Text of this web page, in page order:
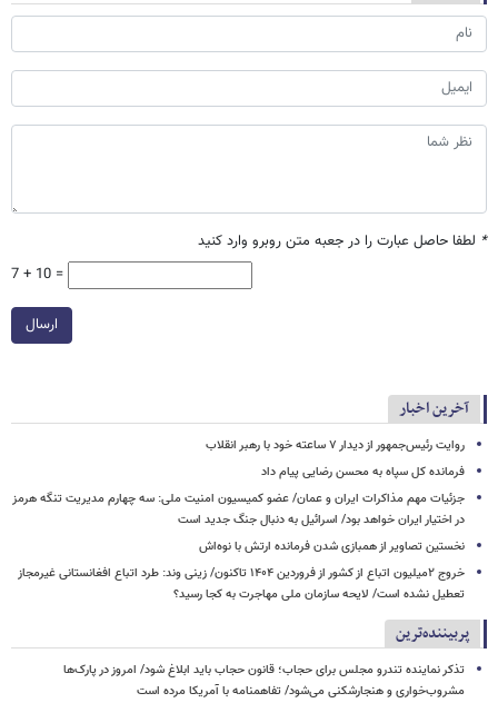
* لطفا حاصل عبارت را در جعبه متن روبرو وارد کنید
7 + 10 =
ارسال
آخرین اخبار
روایت رئیس‌جمهور از دیدار ۷ ساعته خود با رهبر انقلاب
فرمانده کل سپاه به محسن رضایی پیام داد
جزئیات مهم مذاکرات ایران و عمان/ عضو کمیسیون امنیت ملی: سه‌ چهارم مدیریت تنگه هرمز
در اختیار ایران خواهد بود/ اسرائیل به دنبال جنگ جدید است
نخستین تصاویر از همبازی شدن فرمانده ارتش با نوه‌اش
خروج ۲میلیون اتباع از کشور از فروردین ۱۴۰۴ تاکنون/ زینی وند: طرد اتباع افغانستانی غیرمجاز
تعطیل نشده است/ لایحه سازمان ملی مهاجرت به کجا رسید؟
پربیننده‌ترین
تذکر نماینده تندرو مجلس برای حجاب؛ قانون حجاب باید ابلاغ شود/ امروز در پارک‌ها
مشروب‌خواری و هنجارشکنی می‌شود/ تفاهمنامه با آمریکا مرده است